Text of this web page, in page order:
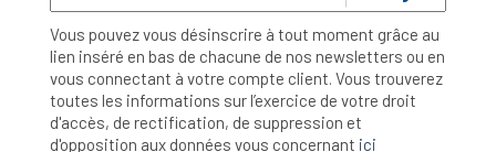
Vous pouvez vous désinscrire à tout moment grâce au
lien inséré en bas de chacune de nos newsletters ou en
vous connectant à votre compte client. Vous trouverez
toutes les informations sur l’exercice de votre droit
d'accès, de rectification, de suppression et
d'opposition aux données vous concernant ici